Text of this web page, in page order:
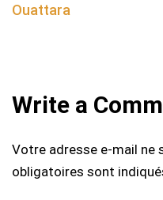
Ouattara
Write a
Votre adresse e-mail ne
obligatoires sont